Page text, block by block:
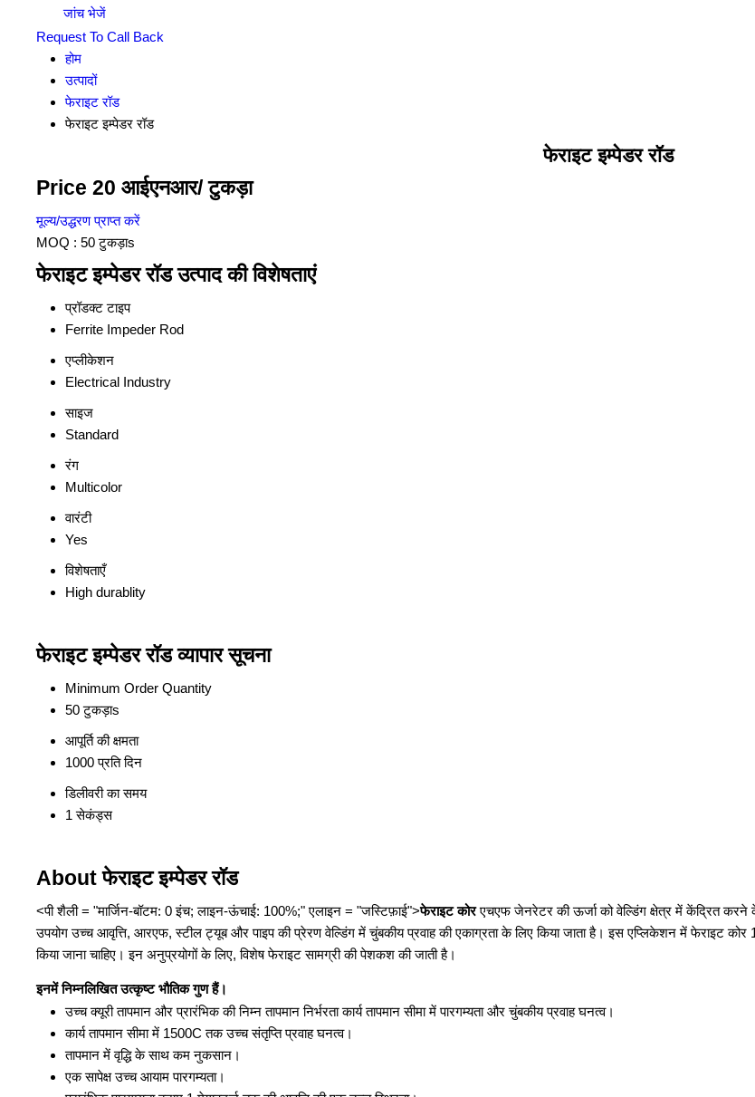
जांच भेजें
Request To Call Back
होम
उत्पादों
फेराइट रॉड
फेराइट इम्पेडर रॉड
फेराइट इम्पेडर रॉड
Price 20 आईएनआर/ टुकड़ा
मूल्य/उद्धरण प्राप्त करें
MOQ : 50 टुकड़ाs
फेराइट इम्पेडर रॉड उत्पाद की विशेषताएं
प्रॉडक्ट टाइप
Ferrite Impeder Rod
एप्लीकेशन
Electrical Industry
साइज
Standard
रंग
Multicolor
वारंटी
Yes
विशेषताएँ
High durablity
फेराइट इम्पेडर रॉड व्यापार सूचना
Minimum Order Quantity
50 टुकड़ाs
आपूर्ति की क्षमता
1000 प्रति दिन
डिलीवरी का समय
1 सेकंड्स
About फेराइट इम्पेडर रॉड
<पी शैली = "मार्जिन-बॉटम: 0 इंच; लाइन-ऊंचाई: 100%;" एलाइन = "जस्टिफ़ाई">फेराइट कोरएचएफ जेनरेटर की ऊर्जा को वेल्डिंग क्षेत्र में केंद्रित करने
उपयोग उच्च आवृत्ति, आरएफ, स्टील ट्यूब और पाइप की प्रेरण वेल्डिंग में चुंबकीय प्रवाह की एकाग्रता के लिए किया जाता है। इस एप्लिकेशन में फेराइट
किया जाना चाहिए। इन अनुप्रयोगों के लिए, विशेष फेराइट सामग्री की पेशकश की जाती है।
इनमें निम्नलिखित उत्कृष्ट भौतिक गुण हैं।
उच्च क्यूरी तापमान और प्रारंभिक की निम्न तापमान निर्भरता कार्य तापमान सीमा में पारगम्यता और चुंबकीय प्रवाह घनत्व।
कार्य तापमान सीमा में 1500C तक उच्च संतृप्ति प्रवाह घनत्व।
तापमान में वृद्धि के साथ कम नुकसान।
एक सापेक्ष उच्च आयाम पारगम्यता।